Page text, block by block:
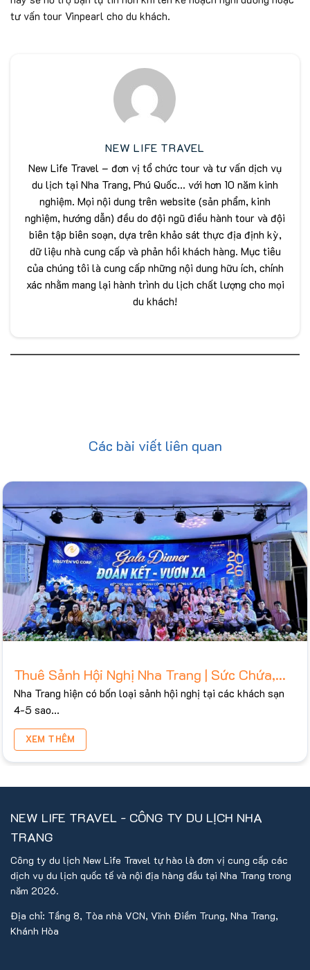
tư vấn tour Vinpearl cho du khách.
NEW LIFE TRAVEL
New Life Travel – đơn vị tổ chức tour và tư vấn dịch vụ
du lịch tại Nha Trang, Phú Quốc... với hơn 10 năm kinh
nghiệm. Mọi nội dung trên website (sản phẩm, kinh
nghiệm, hướng dẫn) đều do đội ngũ điều hành tour và đội
biên tập biên soạn, dựa trên khảo sát thực địa định kỳ,
dữ liệu nhà cung cấp và phản hồi khách hàng. Mục tiêu
của chúng tôi là cung cấp những nội dung hữu ích, chính
xác nhằm mang lại hành trình du lịch chất lượng cho mọi
du khách!
Các bài viết liên quan
Thuê Sảnh Hội Nghị Nha Trang | Sức Chứa,
Bảng Giá Tham Khảo 2026
Nha Trang hiện có bốn loại sảnh hội nghị tại các khách sạn
4-5 sao...
XEM THÊM
NEW LIFE TRAVEL - CÔNG TY DU LỊCH NHA
TRANG
Công ty du lịch New Life Travel tự hào là đơn vị cung cấp các
dịch vụ du lịch quốc tế và nội địa hàng đầu tại Nha Trang trong
năm 2026.
Địa chỉ: Tầng 8, Tòa nhà VCN, Vĩnh Điềm Trung, Nha Trang,
Khánh Hòa